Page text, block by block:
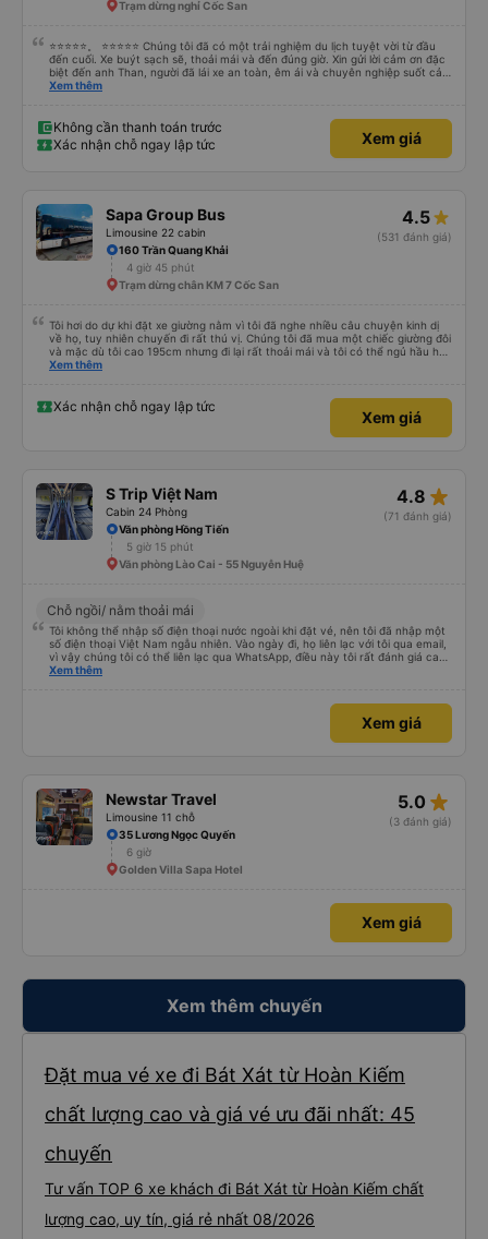
Trạm dừng nghỉ Cốc San
⭐⭐⭐⭐⭐。 ⭐⭐⭐⭐⭐ Chúng tôi đã có một trải nghiệm du lịch tuyệt vời từ đầu
đến cuối. Xe buýt sạch sẽ, thoải mái và đến đúng giờ. Xin gửi lời cảm ơn đặc
biệt đến anh Than, người đã lái xe an toàn, êm ái và chuyên nghiệp suốt cả
hành trình. Sự cẩn thận của anh ấy khiến chúng tôi cảm thấy thoải mái và
và luôn nhanh chóng trả lời các câu hỏi của chúng tôi. Mọi thứ đều được tổ
chức tốt, khiến chuyến đi của chúng tôi suôn sẻ, thú vị và hoàn toàn không
căng thẳng. Chúng tôi thực sự đánh giá cao dịch vụ tuyệt vời và rất khuyến
Xem thêm
Không cần thanh toán trước
Xác nhận chỗ ngay lập tức
Xem giá
Sapa Group Bus
Limousine 22 cabin
4.5
(531 đánh giá)
160 Trần Quang Khải
4 giờ 45 phút
Trạm dừng chân KM 7 Cốc San
Tôi hơi do dự khi đặt xe giường nằm vì tôi đã nghe nhiều câu chuyện kinh dị
về họ, tuy nhiên chuyến đi rất thú vị. Chúng tôi đã mua một chiếc giường đôi
và mặc dù tôi cao 195cm nhưng đi lại rất thoải mái và tôi có thể ngủ hầu hết
thời gian (mặc dù tôi không thể duỗi chân hoàn toàn. Tôi sẽ cần thêm 20-
Giường sạch sẽ và tài xế xe buýt thỉnh thoảng bấm còi. Tôi thực sự khuyên
bạn nên xe buýt này. Và nếu bạn cao hơn tôi, tôi khuyên bạn nên trả thêm
Xem thêm
Xác nhận chỗ ngay lập tức
Xem giá
S Trip Việt Nam
Cabin 24 Phòng
4.8 star_rate
(71 đánh giá)
Văn phòng Hồng Tiến
5 giờ 15 phút
Văn phòng Lào Cai - 55 Nguyễn Huệ
Chỗ ngồi/ nằm thoải mái
Tôi không thể nhập số điện thoại nước ngoài khi đặt vé, nên tôi đã nhập một
số điện thoại Việt Nam ngẫu nhiên. Vào ngày đi, họ liên lạc với tôi qua email,
vì vậy chúng tôi có thể liên lạc qua WhatsApp, điều này tôi rất đánh giá cao.
Hướng dẫn chờ tài xế cũng rất tốt. Xe buýt sạch sẽ, tôi được phát một chai
dừng giữa sân bay và Lào Cai). Tôi không tìm thấy nhà vệ sinh trên xe, nên
hơi hoảng một chút, nhưng tôi đánh giá cao việc xe dừng nghỉ thường xuyên
ở cuối hành trình. Tôi sẽ đánh giá cao hơn nếu điều này được thông báo
Xem thêm
Xem giá
Newstar Travel
Limousine 11 chỗ
5.0 star_rate
(3 đánh giá)
35 Lương Ngọc Quyến
6 giờ
Golden Villa Sapa Hotel
Xem giá
Xem thêm chuyến
Đặt mua vé xe đi Bát Xát từ Hoàn Kiếm
chất lượng cao và giá vé ưu đãi nhất: 45
chuyến
Tư vấn TOP 6 xe khách đi Bát Xát từ Hoàn Kiếm chất
lượng cao, uy tín, giá rẻ nhất 08/2026